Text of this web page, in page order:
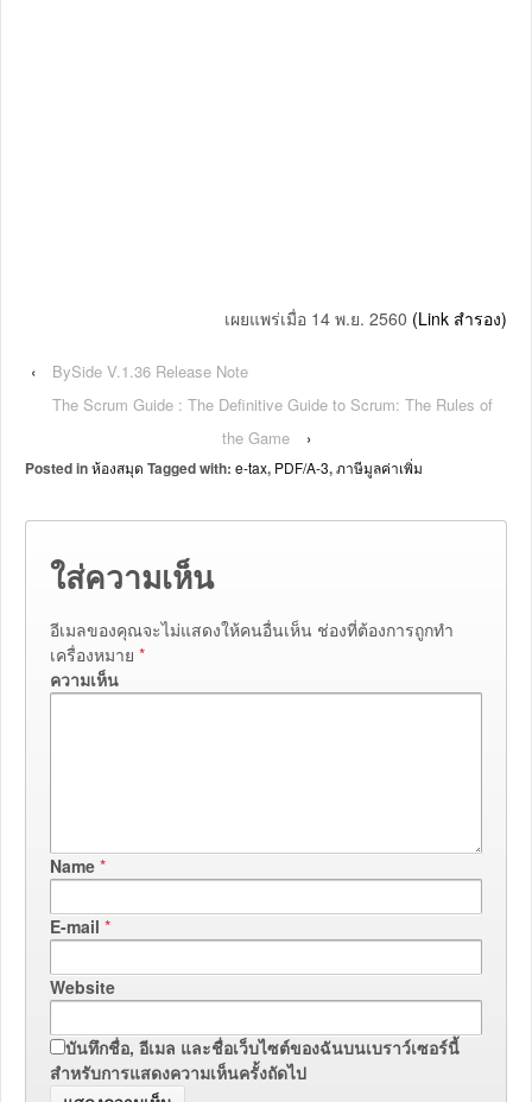
เผยแพร่เมื่อ 14 พ.ย. 2560 (Link สำรอง)
‹
BySide V.1.36 Release Note
The Scrum Guide : The Definitive Guide to Scrum: The Rules of
the Game
›
Posted inห้องสมุด Tagged with: e-tax, PDF/A-3,ภาษีมูลค่าเพิ่ม
ใส่ความเห็น
อีเมลของคุณจะไม่แสดงให้คนอื่นเห็น ช่องที่ต้องการถูกทำ
เครื่องหมาย *
ความเห็น
Name *
E-mail *
Website
บันทึกชื่อ, อีเมล และชื่อเว็บไซต์ของฉันบนเบราว์เซอร์นี้
สำหรับการแสดงความเห็นครั้งถัดไป